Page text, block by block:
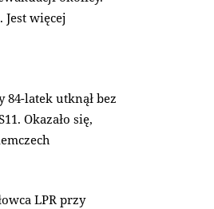
Jest więcej
latek utknął bez
Okazało się,
LPR przy